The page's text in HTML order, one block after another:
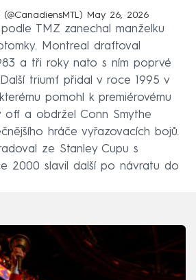
May 26, 2026
TMZ zanechal manželku
Montreal draftoval
a tři roky nato s ním poprvé
triumf přidal v roce 1995 v
pomohl k premiérovému
off a obdržel Conn Smythe
hráče vyřazovacích bojů.
ze Stanley Cupu s
2000 slavil další po návratu do